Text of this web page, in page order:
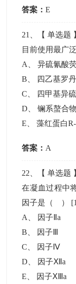
答案：E
21 、【单选题
目前使用最广
A
、异硫氰酸
B
四乙基罗
C
四甲基异
D 、镧系螯合物
E 、藻红蛋白
答案： A
22 、【单选题
在凝血过程中
因子是（ ）
A
因子Ⅱa
B
因子Ⅲ
C
因子Ⅳ
D
因子Ⅻa
E
因子ⅩⅢa